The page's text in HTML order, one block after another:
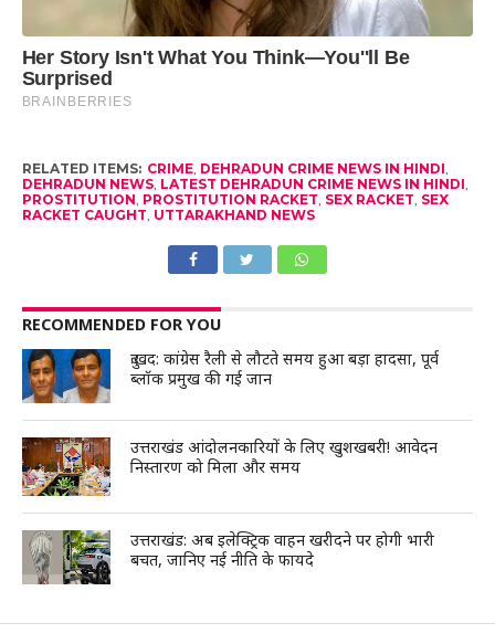
RELATED ITEMS: CRIME, DEHRADUN CRIME NEWS IN HINDI
DEHRADUN NEWS, LATEST DEHRADUN CRIME NEWS IN HINDI
PROSTITUTION PROSTITUTION RACKET SEX RACKET SEX
RACKET CAUGHT UTTARAKHAND NEWS
RECOMMENDED FOR YOU
दुःखद: कांग्रेस रैली से लौटते समय हुआ बड़ा हादसा, पूर्व
ब्लॉक प्रमुख की गई जान
उत्तराखंड आंदोलनकारियों के लिए खुशखबरी! आवेदन
निस्तारण को मिला और समय
उत्तराखंड: अब इलेक्ट्रिक वाहन खरीदने पर होगी भारी
बचत, जानिए नई नीति के फायदे